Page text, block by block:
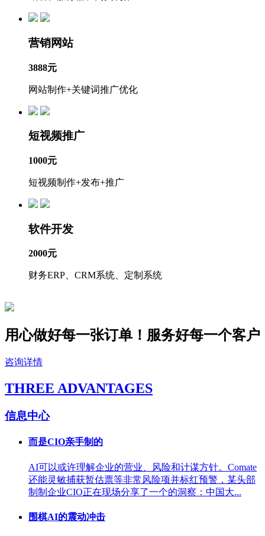
营销网站
3888元
网站制作+关键词推广优化
短视频推广
1000元
短视频制作+发布+推广
软件开发
2000元
财务ERP、CRM系统、定制系统
用心做好每一张订单！服务好每一个客户
咨询详情
THREE ADVANTAGES
信息中心
而是CIO亲手制的
AI可以或许理解企业的营业、风险和计谋方针。Comate
还能灵敏捕获暂估票等非常风险项并标红预警，某头部
制制企业CIO正在现场分享了一个的洞察：中国大...
围棋AI的震动冲击